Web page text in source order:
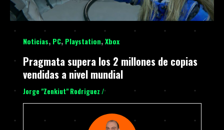
Noticias, PC, Playstation,Xbox
Pragmata supera los 2 millones de copias
vendidas a nivel mundial
Jorge "Zenkiut" Rodriguez /